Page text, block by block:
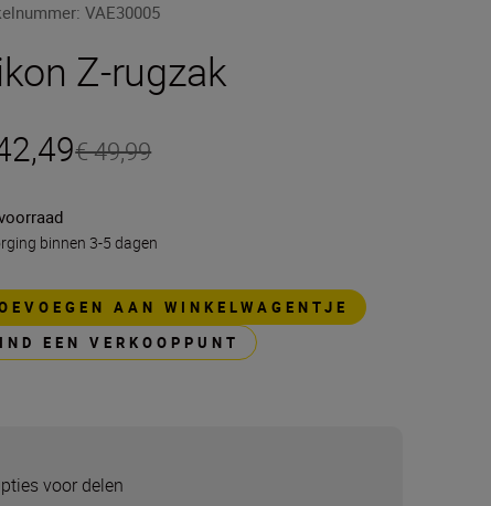
:VAE30005
Z-rugzak
€ 49,99
binnen 3-5 dagen
AAN WINKELWAGENTJE
EEN VERKOOPPUNT
voor delen